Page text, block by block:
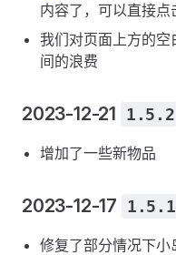
内容了，可以直接点
我们对页面上方的
间的浪费
2023-12-21 1.5.2
增加了一些新物品
2023-12-17 1.5.1
修复了部分情况下